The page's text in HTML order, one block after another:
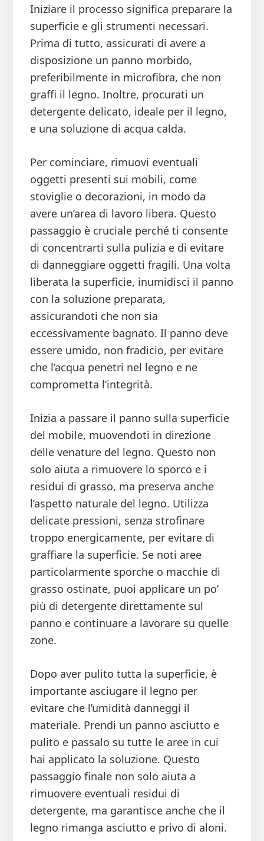
Iniziare il processo significa preparare la
superficie e gli strumenti necessari.
Prima di tutto, assicurati di avere a
disposizione un panno morbido,
preferibilmente in microfibra, che non
graffi il legno. Inoltre, procurati un
detergente delicato, ideale per il legno,
e una soluzione di acqua calda.
Per cominciare, rimuovi eventuali
oggetti presenti sui mobili, come
stoviglie o decorazioni, in modo da
avere un’area di lavoro libera. Questo
passaggio è cruciale perché ti consente
di concentrarti sulla pulizia e di evitare
di danneggiare oggetti fragili. Una volta
liberata la superficie, inumidisci il panno
con la soluzione preparata,
assicurandoti che non sia
eccessivamente bagnato. Il panno deve
essere umido, non fradicio, per evitare
che l’acqua penetri nel legno e ne
comprometta l’integrità.
Inizia a passare il panno sulla superficie
del mobile, muovendoti in direzione
delle venature del legno. Questo non
solo aiuta a rimuovere lo sporco e i
residui di grasso, ma preserva anche
l’aspetto naturale del legno. Utilizza
delicate pressioni, senza strofinare
troppo energicamente, per evitare di
graffiare la superficie. Se noti aree
particolarmente sporche o macchie di
grasso ostinate, puoi applicare un po’
più di detergente direttamente sul
panno e continuare a lavorare su quelle
zone.
Dopo aver pulito tutta la superficie, è
importante asciugare il legno per
evitare che l’umidità danneggi il
materiale. Prendi un panno asciutto e
pulito e passalo su tutte le aree in cui
hai applicato la soluzione. Questo
passaggio finale non solo aiuta a
rimuovere eventuali residui di
detergente, ma garantisce anche che il
legno rimanga asciutto e privo di aloni.